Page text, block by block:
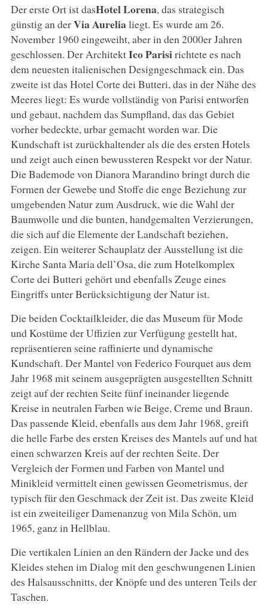
Der erste Ort ist dasHotel Lorena, das strategisch
günstig an derVia Aurelialiegt. Es wurde am 26.
November 1960 eingeweiht, aber in den 2000er Jahren
geschlossen. Der ArchitektIco Parisirichtete es nach
dem neuesten italienischen Designgeschmack ein. Das
zweite ist das Hotel Corte dei Butteri, das in der Nähe des
Meeres liegt: Es wurde vollständig von Parisi entworfen
und gebaut, nachdem das Sumpfland, das das Gebiet
vorher bedeckte, urbar gemacht worden war. Die
Kundschaft ist zurückhaltender als die des ersten Hotels
und zeigt auch einen bewussteren Respekt vor der Natur.
Die Bademode von Dianora Marandino bringt durch die
Formen der Gewebe und Stoffe die enge Beziehung zur
umgebenden Natur zum Ausdruck, wie die Wahl der
Baumwolle und die bunten, handgemalten Verzierungen,
die sich auf die Elemente der Landschaft beziehen,
zeigen. Ein weiterer Schauplatz der Ausstellung ist die
Kirche Santa Maria dell’Osa, die zum Hotelkomplex
Corte dei Butteri gehört und ebenfalls Zeuge eines
Eingriffs unter Berücksichtigung der Natur ist.
Die beiden Cocktailkleider, die das Museum für Mode
und Kostüme der Uffizien zur Verfügung gestellt hat,
repräsentieren seine raffinierte und dynamische
Kundschaft. Der Mantel von Federico Fourquet aus dem
Jahr 1968 mit seinem ausgeprägten ausgestellten Schnitt
zeigt auf der rechten Seite fünf ineinander liegende
Kreise in neutralen Farben wie Beige, Creme und Braun.
Das passende Kleid, ebenfalls aus dem Jahr 1968, greift
die helle Farbe des ersten Kreises des Mantels auf und hat
einen schwarzen Kreis auf der rechten Seite. Der
Vergleich der Formen und Farben von Mantel und
Minikleid vermittelt einen gewissen Geometrismus, der
typisch für den Geschmack der Zeit ist. Das zweite Kleid
ist ein zweiteiliger Damenanzug von Mila Schön, um
1965, ganz in Hellblau.
Die vertikalen Linien an den Rändern der Jacke und des
Kleides stehen im Dialog mit den geschwungenen Linien
des Halsausschnitts, der Knöpfe und des unteren Teils der
Taschen.